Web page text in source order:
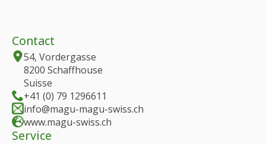
Contact
54, Vordergasse
8200 Schaffhouse
Suisse
+41 (0) 79 1296611
info@magu-magu-swiss.ch
www.magu-swiss.ch
Service